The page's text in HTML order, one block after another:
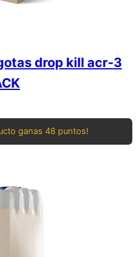
drop kill acr-3
ganas 48 puntos!